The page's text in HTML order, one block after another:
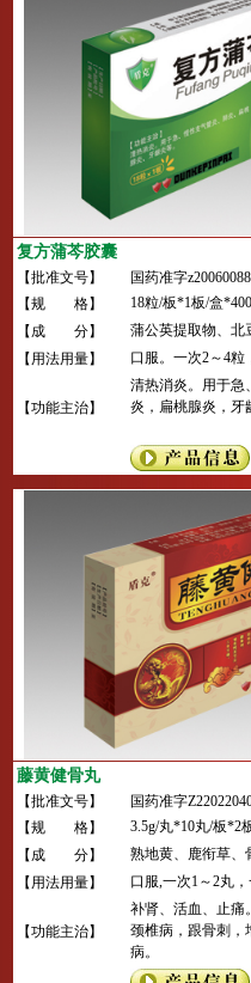
复方蒲芩胶囊
【批准文号】
国药准字z20060088
【规 格】
18粒/板*1板/盒
【成 分】
蒲公英提取物、北
物、三颗针提取物。
【用法用量】
口服。一次2～4粒
或遵医嘱。
【功能主治】
清热消炎。用于急
炎，扁桃腺炎，牙
藤黄健骨丸
【批准文号】
国药准字
【规 格】
3.5g/丸*10丸/板*2
【成 分】
熟地黄、鹿衔草、
蓉、淫羊藿、鸡血
【用法用量】 口服,一次1～2丸，
【功能主治】
补肾、活血、止痛
颈椎病，跟骨刺，
病。